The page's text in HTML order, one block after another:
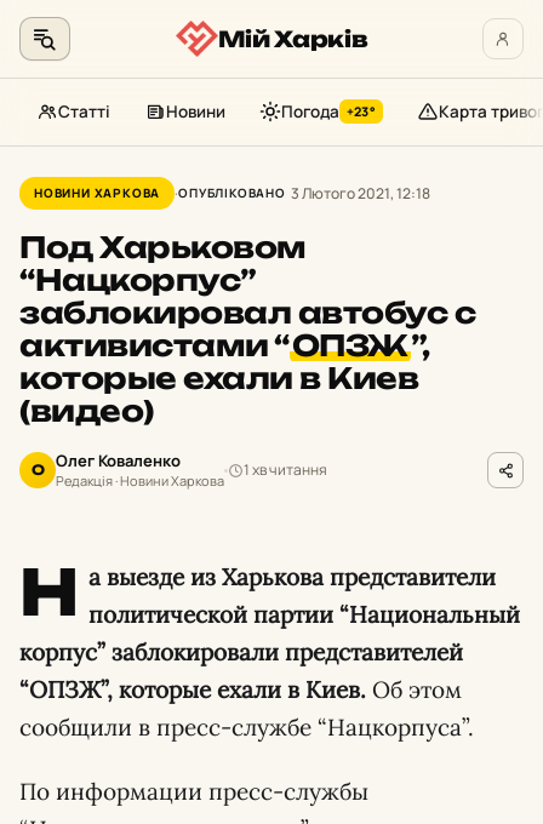
до
контенту
Мій Харків
Статті Новини Погода +23° Карта тривог
НОВИНИ ХАРКОВА ОПУБЛІКОВАНО 3 Лютого 2021, 12:18
Под Харьковом
“Нацкорпус”
заблокировал автобус с
активистами “ОПЗЖ”,
которые ехали в Киев
(видео)
О Олег Коваленко
Редакція · Новини Харкова
1 хв читання
Н а выезде из Харькова представители
политической партии “Национальный
корпус” заблокировали представителей
“ОПЗЖ”, которые ехали в Киев. Об этом
сообщили в пресс-службе “Нацкорпуса”.
По информации пресс-службы